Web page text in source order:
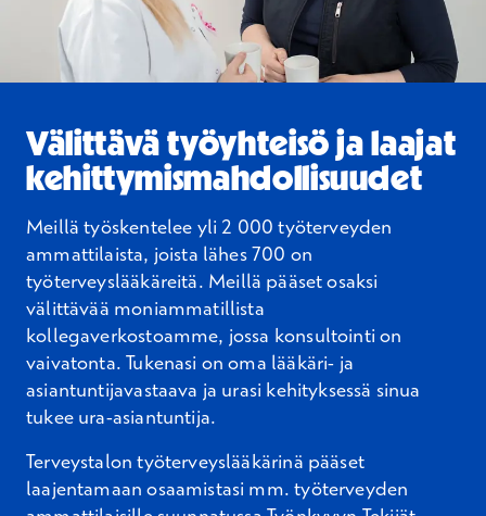
Välittävä työyhteisö ja laajat
kehittymismahdollisuudet
Meillä työskentelee yli 2 000 työterveyden
ammattilaista, joista lähes 700 on
työterveyslääkäreitä. Meillä pääset osaksi
välittävää moniammatillista
kollegaverkostoamme, jossa konsultointi on
vaivatonta. Tukenasi on oma lääkäri- ja
asiantuntijavastaava ja urasi kehityksessä sinua
tukee ura-asiantuntija.
Terveystalon työterveyslääkärinä pääset
laajentamaan osaamistasi mm. työterveyden